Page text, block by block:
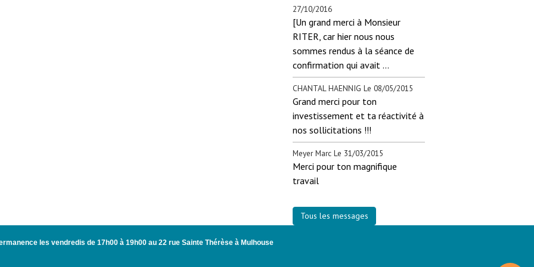
27/10/2016
[Un grand merci à Monsieur
RITER, car hier nous nous
sommes rendus à la séance de
confirmation qui avait ...
CHANTAL HAENNIG Le 08/05/2015
Grand merci pour ton
investissement et ta réactivité à
nos sollicitations !!!
Meyer Marc Le 31/03/2015
Merci pour ton magnifique
travail
Tous les messages
les vendredis de 17h00 à 19h00 au 22 rue Sainte Thérèse à Mulhouse